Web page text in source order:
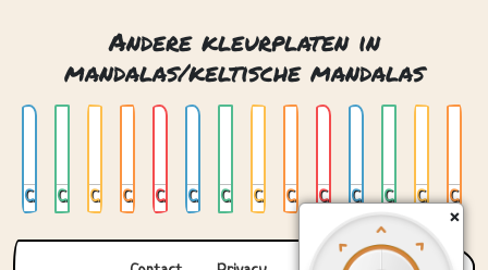
Andere kleurplaten in
mandalas/keltische mandalas
Celtic mandala 01 Celtic mandala 02 Celtic mandala 03 Celtic mandala 04 Celtic mandala 05 Celtic mandala 06 Celtic mandala 07 Celtic mandala 08 Celtic mandala 09 Celtic mandala 10 Celtic mandala 11 Celtic mandala 12 Celtic mandala 13 Celtic mandala 14
×